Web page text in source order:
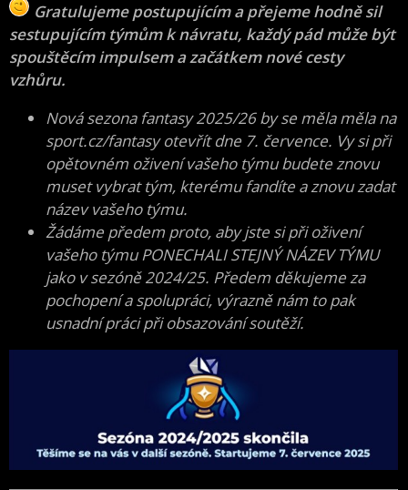
Gratulujeme postupujícím a přejeme hodně sil
sestupujícím týmům k návratu, každý pád může být
spouštěcím impulsem a začátkem nové cesty
vzhůru.
Nová sezona fantasy 2025/26 by se měla měla na
sport.cz/fantasy otevřít dne 7. července. Vy si při
opětovném oživení vašeho týmu budete znovu
muset vybrat tým, kterému fandíte a znovu zadat
název vašeho týmu.
Žádáme předem proto, aby jste si při oživení
vašeho týmu PONECHALI STEJNÝ NÁZEV TÝMU
jako v sezóně 2024/25. Předem děkujeme za
pochopení a spolupráci, výrazně nám to pak
usnadní práci při obsazování soutěží.